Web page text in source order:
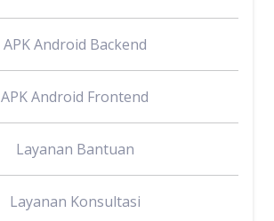
APK Android Backend
APK Android Frontend
Layanan Bantuan
Layanan Konsultasi